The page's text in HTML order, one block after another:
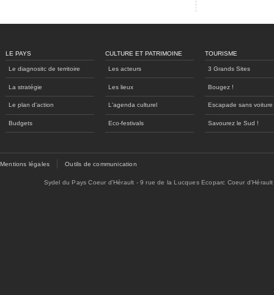
LE PAYS
Le diagnositc de territoire
La stratégie
Le plan d'action
Budgets
CULTURE ET PATRIMOINE
Les acteurs
Les lieux
L'agenda culturel
Eco-festivals
TOURISME
3 Grands Sites
Bougez !
Escapade sans voiture
Savourez le Sud !
Mentions légales Outils de communication
Sydel du Pays Coeur d'Hérault - 9 rue de la Lucques Ecoparc Coeur